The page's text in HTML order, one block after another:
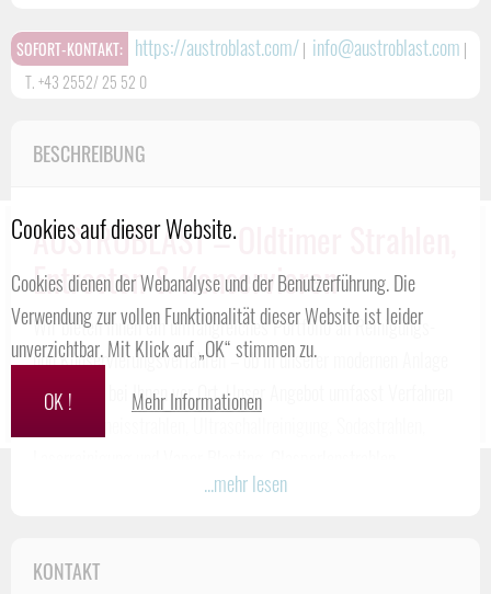
Cookies auf dieser Website.
Cookies dienen der Webanalyse und der Benutzerführung. Die
Verwendung zur vollen Funktionalität dieser Website ist leider
unverzichtbar. Mit Klick auf „OK“ stimmen zu.
OK !
Mehr Informationen
SOFORT-KONTAKT: https://austroblast.com/| info@austroblast.com |
T. +43 2552/ 25 52 0
BESCHREIBUNG
AUSTROBLAST –
Entrosten & Konservieren
Wir bieten Ihnen ein umfangreiches Portfolio an Reinigungs-
und Konservierungsverfahren – ob in unserer modernen Anlage
oder direkt bei Ihnen vor Ort. Unser Angebot umfasst Verfahren
Sandstrahlen sowie Spritzverzinken und Fahrzeugkonservierung
Unser Leistungsangebot im
...mehr lesen
KONTAKT